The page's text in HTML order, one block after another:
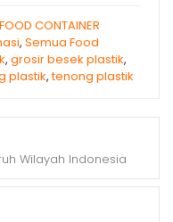
Wilayah Indonesia
FOOD CONTAINER
, Semua Food
, grosir besek plastik,
plastik,tenong plastik